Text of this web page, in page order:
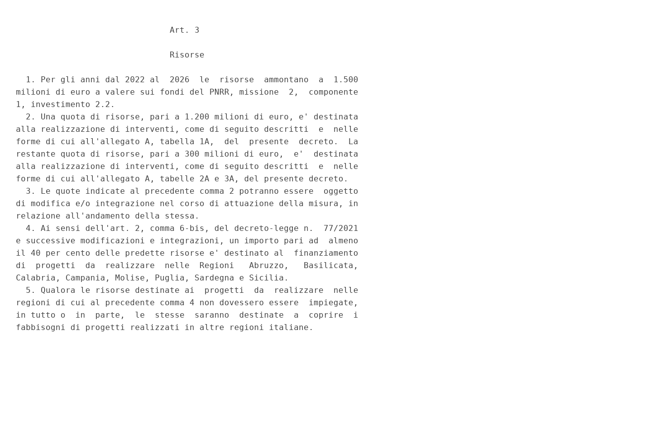
                               Art. 3
                               Risorse
  1. Per gli anni dal 2022 al  2026  le  risorse  ammontano  a  1.500
milioni di euro a valere sui fondi del PNRR, missione  2,  componente
1, investimento 2.2.
  2. Una quota di risorse, pari a 1.200 milioni di euro, e' destinata
alla realizzazione di interventi, come di seguito descritti  e  nelle
forme di cui all'allegato A, tabella 1A,  del  presente  decreto.  La
restante quota di risorse, pari a 300 milioni di euro,  e'  destinata
alla realizzazione di interventi, come di seguito descritti  e  nelle
forme di cui all'allegato A, tabelle 2A e 3A, del presente decreto.
  3. Le quote indicate al precedente comma 2 potranno essere  oggetto
di modifica e/o integrazione nel corso di attuazione della misura, in
relazione all'andamento della stessa.
  4. Ai sensi dell'art. 2, comma 6-bis, del decreto-legge n.  77/2021
e successive modificazioni e integrazioni, un importo pari ad  almeno
il 40 per cento delle predette risorse e' destinato al  finanziamento
di  progetti  da  realizzare  nelle  Regioni   Abruzzo,   Basilicata,
Calabria, Campania, Molise, Puglia, Sardegna e Sicilia.
  5. Qualora le risorse destinate ai  progetti  da  realizzare  nelle
regioni di cui al precedente comma 4 non dovessero essere  impiegate,
in tutto o  in  parte,  le  stesse  saranno  destinate  a  coprire  i